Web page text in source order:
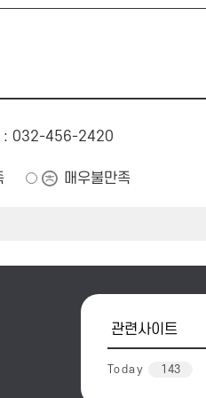
: 032-456-2420
매우불만족
관
사
Today 143